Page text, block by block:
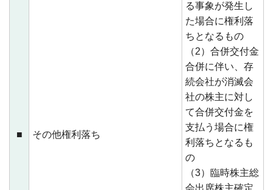
■ その他権利落ち
る事象が発生し
た場合に権利落
ちとなるもの
（2）合併交付金
合併に伴い、存
続会社が消滅会
社の株主に対し
て合併交付金を
支払う場合に権
利落ちとなるも
の
（3）臨時株主総
会出席株主確定